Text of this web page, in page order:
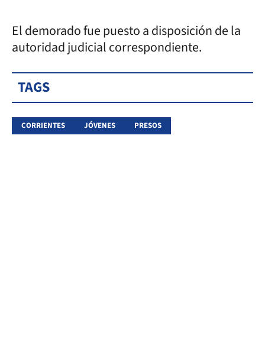
El demorado fue puesto a disposición de la
autoridad judicial correspondiente.
TAGS
CORRIENTES JÓVENES PRESOS